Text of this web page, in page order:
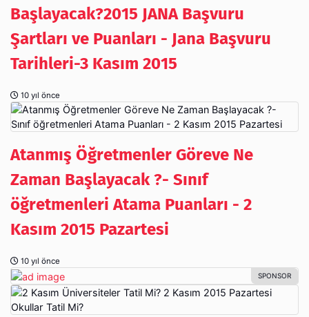
Başlayacak?2015 JANA Başvuru
Şartları ve Puanları - Jana Başvuru
Tarihleri-3 Kasım 2015
10 yıl önce
Atanmış Öğretmenler Göreve Ne
Zaman Başlayacak ?- Sınıf
öğretmenleri Atama Puanları - 2
Kasım 2015 Pazartesi
10 yıl önce